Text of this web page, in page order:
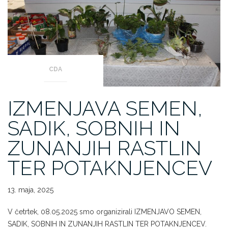
CDA
IZMENJAVA SEMEN,
SADIK, SOBNIH IN
ZUNANJIH RASTLIN
TER POTAKNJENCEV
13. maja, 2025
V četrtek, 08.05.2025 smo organizirali IZMENJAVO SEMEN,
SADIK, SOBNIH IN ZUNANJIH RASTLIN TER POTAKNJENCEV.